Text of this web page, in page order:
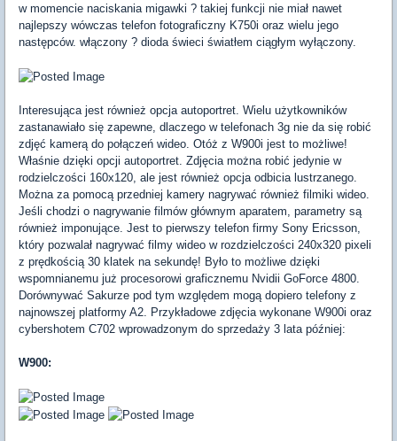
w momencie naciskania migawki ? takiej funkcji nie miał nawet
najlepszy wówczas telefon fotograficzny K750i oraz wielu jego
następców. włączony ? dioda świeci światłem ciągłym wyłączony.
Interesująca jest również opcja autoportret. Wielu użytkowników
zastanawiało się zapewne, dlaczego w telefonach 3g nie da się robić
zdjęć kamerą do połączeń wideo. Otóż z W900i jest to możliwe!
Właśnie dzięki opcji autoportret. Zdjęcia można robić jedynie w
rodzielczości 160x120, ale jest również opcja odbicia lustrzanego.
Można za pomocą przedniej kamery nagrywać również filmiki wideo.
Jeśli chodzi o nagrywanie filmów głównym aparatem, parametry są
również imponujące. Jest to pierwszy telefon firmy Sony Ericsson,
który pozwalał nagrywać filmy wideo w rozdzielczości 240x320 pixeli
z prędkością 30 klatek na sekundę! Było to możliwe dzięki
wspomnianemu już procesorowi graficznemu Nvidii GoForce 4800.
Dorównywać Sakurze pod tym względem mogą dopiero telefony z
najnowszej platformy A2. Przykładowe zdjęcia wykonane W900i oraz
cybershotem C702 wprowadzonym do sprzedaży 3 lata później:
W900: